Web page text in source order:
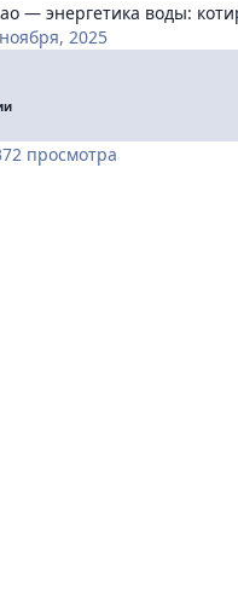
ао — энергетика воды:
2025
просмотра